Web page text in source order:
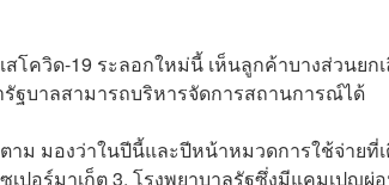
โควิด-19 ระลอกใหม่นี้ เห็นลูกค้าบางส่วนยก
รัฐบาลสามารถบริหารจัดการสถานการณ์ได้
าม มองว่าในปีนี้และปีหน้าหมวดการใช้จ่ายที่
เปอร์มาเก็ต 3. โรงพยาบาลรัฐซึ่งมีแคมเปญ